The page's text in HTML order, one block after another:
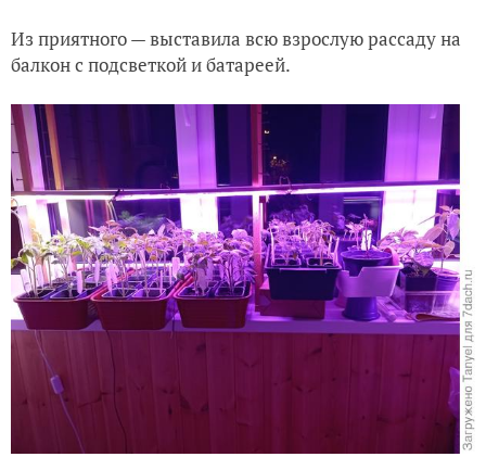
Из приятного — выставила всю взрослую рассаду на
балкон с подсветкой и батареей.